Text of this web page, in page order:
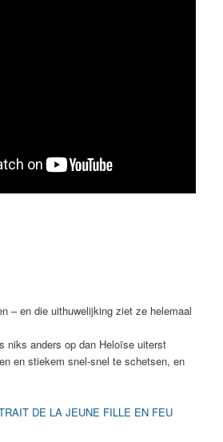
– en die uithuwelijking ziet ze helemaal
niks anders op dan Heloïse uiterst
en stiekem snel-snel te schetsen, en
DE LA JEUNE FILLE EN FEU